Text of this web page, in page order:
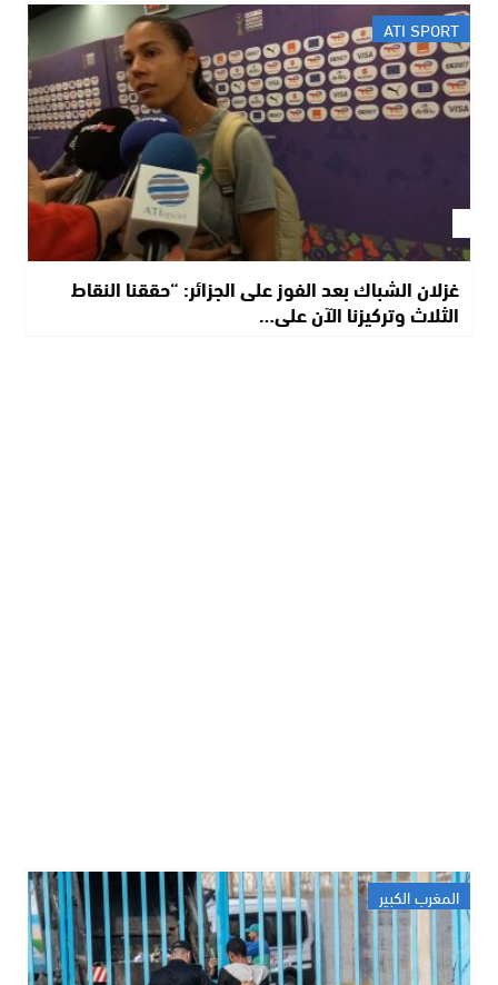
ATI SPORT
غزلان الشباك بعد الفوز على الجزائر: “حققنا النقاط
الثلاث وتركيزنا الآن على…
المغرب الكبير